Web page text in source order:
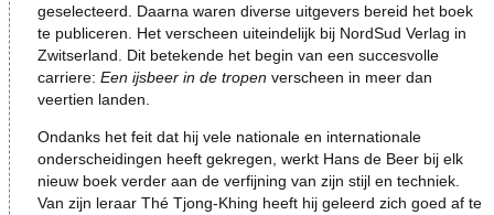
geselecteerd. Daarna waren diverse uitgevers bereid het boek
te publiceren. Het verscheen uiteindelijk bij NordSud Verlag in
Zwitserland. Dit betekende het begin van een succesvolle
carriere: Een ijsbeer in de tropen verscheen in meer dan
veertien landen.
Ondanks het feit dat hij vele nationale en internationale
onderscheidingen heeft gekregen, werkt Hans de Beer bij elk
nieuw boek verder aan de verfijning van zijn stijl en techniek.
Van zijn leraar Thé Tjong-Khing heeft hij geleerd zich goed af te